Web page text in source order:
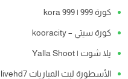
كورة 999 | kora 999
كورة سيتي – kooracity
يلا شوت | Yalla Shoot
الأسطورة لبث المباريات livehd7